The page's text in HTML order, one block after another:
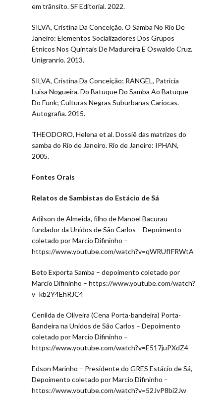
em trânsito. SF Editorial. 2022.
SILVA, Cristina Da Conceição. O Samba No Rio De
Janeiro: Elementos Socializadores Dos Grupos
Étnicos Nos Quintais De Madureira E Oswaldo Cruz.
Unigranrio. 2013.
SILVA, Cristina Da Conceição; RANGEL, Patricia
Luisa Nogueira. Do Batuque Do Samba Ao Batuque
Do Funk; Culturas Negras Suburbanas Cariocas.
Autografia. 2015.
THEODORO, Helena et al. Dossiê das matrizes do
samba do Rio de Janeiro. Rio de Janeiro: IPHAN,
2005.
Fontes Orais
Relatos de Sambistas do Estácio de Sá
Adilson de Almeida, filho de Manoel Bacurau
fundador da Unidos de São Carlos – Depoimento
coletado por Marcio Difininho –
https://www.youtube.com/watch?v=qWRUfIFRWtA
Beto Exporta Samba – depoimento coletado por
Marcio Difininho – https://www.youtube.com/watch?
v=kb2Y4EhRJC4
Cenilda de Oliveira (Cena Porta-bandeira) Porta-
Bandeira na Unidos de São Carlos – Depoimento
coletado por Marcio Difininho –
https://www.youtube.com/watch?v=E517juPXdZ4
Edson Marinho – Presidente do GRES Estácio de Sá,
Depoimento coletado por Marcio Difininho –
https://www.youtube.com/watch?v=52JyP8bi2Jw